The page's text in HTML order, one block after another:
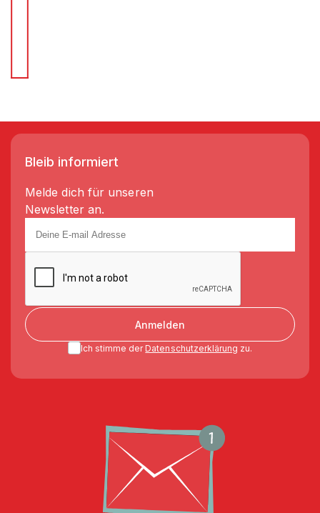
Bleib informiert
Melde dich für unseren
Newsletter an.
Anmelden
Ich stimme der Datenschutzerklärung zu.